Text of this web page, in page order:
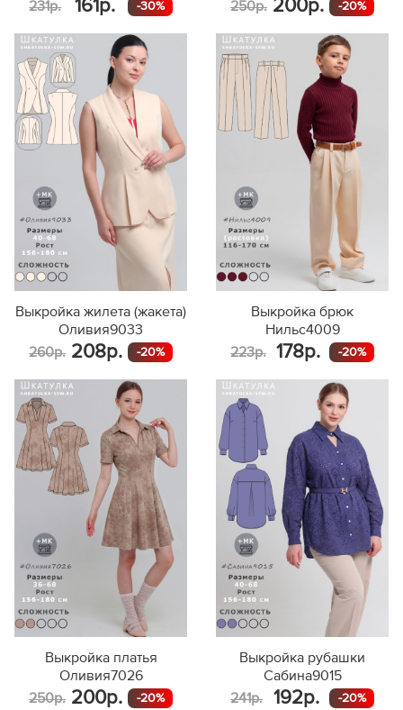
231р.
161р. -30%
250р. 200р. -20%
Выкройка жилета (жакета)
Оливия9033
260р. 208р. -20%
Выкройка брюк
Нильс4009
223р.
178р. -20%
Выкройка платья
Оливия7026
250р. 200р. -20%
Выкройка рубашки
Сабина9015
241р.
192р. -20%